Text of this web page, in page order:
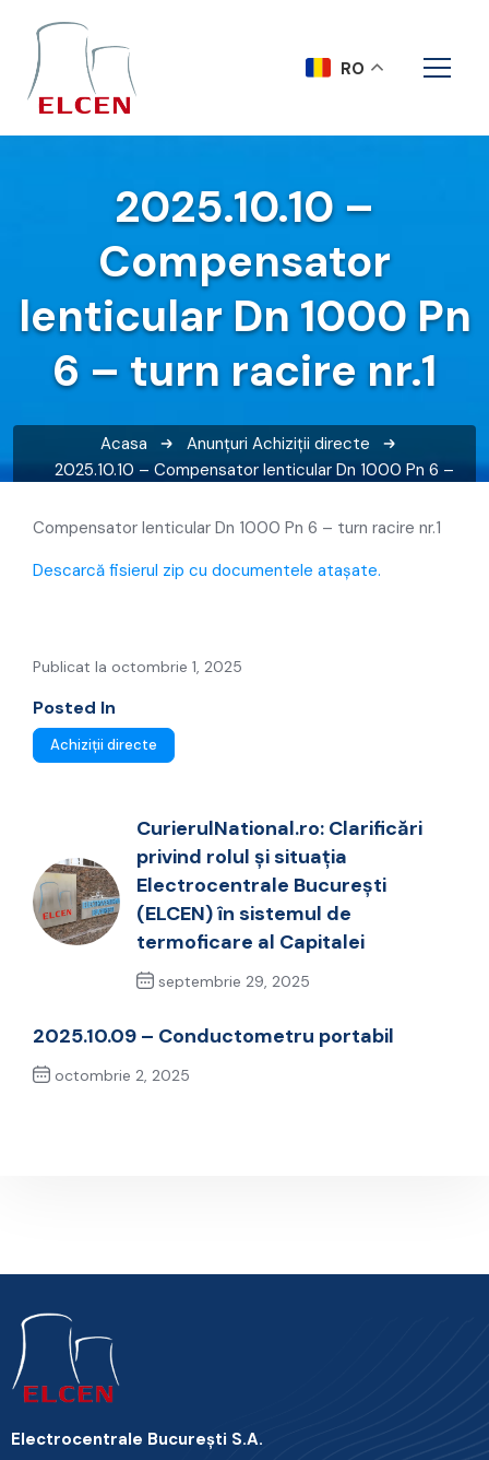
2025.10.10 –
Compensator
lenticular Dn 1000 Pn
6 – turn racire nr.1
Acasa Anunțuri Achiziții directe
2025.10.10 – Compensator lenticular Dn 1000 Pn 6 –
Compensator lenticular Dn 1000 Pn 6 – turn racire nr.1
Descarcă fisierul zip cu documentele atașate.
Publicat la octombrie 1, 2025
Posted In
Achiziții directe
CurierulNational.ro: Clarificări
privind rolul și situația
Electrocentrale București
(ELCEN) în sistemul de
termoficare al Capitalei
septembrie 29, 2025
2025.10.09 – Conductometru portabil
octombrie 2, 2025
Electrocentrale Bucureşti S.A.
RO